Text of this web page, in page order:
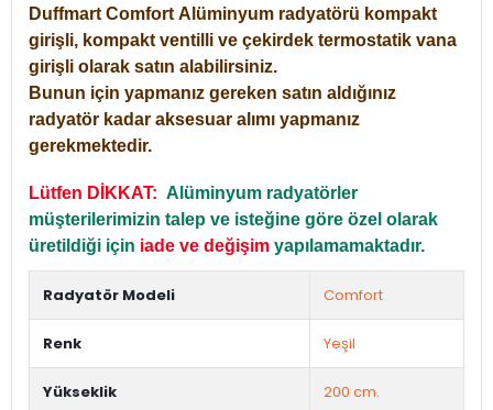
Duffmart Comfort Alüminyum radyatörü kompakt
girişli, kompakt ventilli ve çekirdek termostatik vana
girişli olarak satın alabilirsiniz.
Bunun için yapmanız gereken satın aldığınız
radyatör kadar aksesuar alımı yapmanız
gerekmektedir.
Lütfen DİKKAT: Alüminyum radyatörler
müşterilerimizin talep ve isteğine göre özel olarak
üretildiği için iade ve değişim yapılamamaktadır.
Radyatör Modeli Comfort
Renk Yeşil
Yükseklik 200 cm.